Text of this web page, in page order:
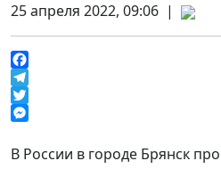
25 апреля 2022, 09:06 |
Facebook
Telegram
Twitter
В России в городе Брянск